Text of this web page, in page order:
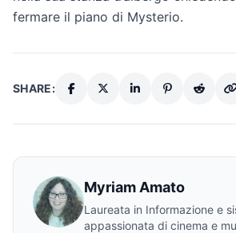
fermare il piano di Mysterio.
SHARE:
Myriam Amato
Laureata in Informazione e
appassionata di cinema e